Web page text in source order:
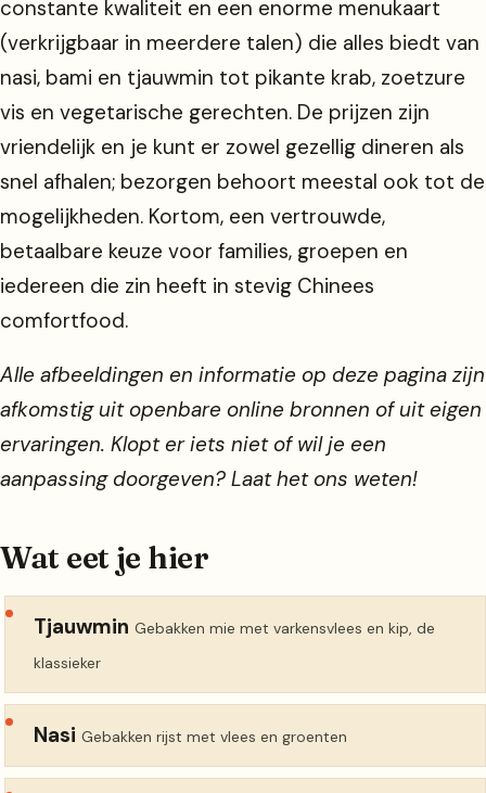
constante kwaliteit en een enorme menukaart
(verkrijgbaar in meerdere talen) die alles biedt van
nasi, bami en tjauwmin tot pikante krab, zoetzure
vis en vegetarische gerechten. De prijzen zijn
vriendelijk en je kunt er zowel gezellig dineren als
snel afhalen; bezorgen behoort meestal ook tot de
mogelijkheden. Kortom, een vertrouwde,
betaalbare keuze voor families, groepen en
iedereen die zin heeft in stevig Chinees
comfortfood.
Alle afbeeldingen en informatie op deze pagina zijn
afkomstig uit openbare online bronnen of uit eigen
ervaringen. Klopt er iets niet of wil je een
aanpassing doorgeven? Laat het ons weten!
Wat eet je hier
Tjauwmin Gebakken mie met varkensvlees en kip, de
klassieker
Nasi Gebakken rijst met vlees en groenten